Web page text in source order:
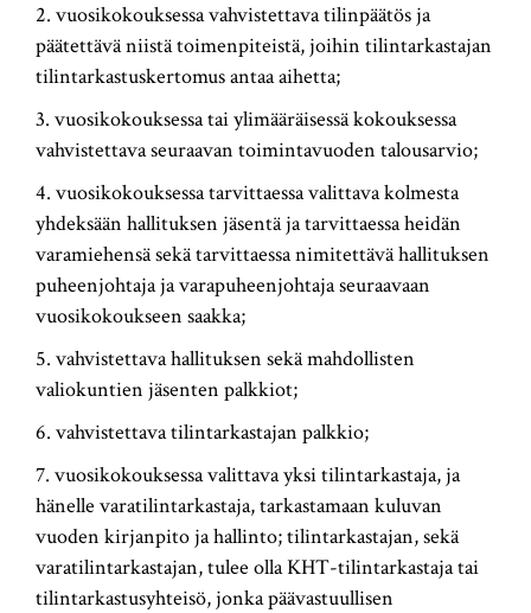
2. vuosikokouksessa vahvistettava tilinpäätös ja
päätettävä niistä toimenpiteistä, joihin tilintarkastajan
tilintarkastuskertomus antaa aihetta;
3. vuosikokouksessa tai ylimääräisessä kokouksessa
vahvistettava seuraavan toimintavuoden talousarvio;
4. vuosikokouksessa tarvittaessa valittava kolmesta
yhdeksään hallituksen jäsentä ja tarvittaessa heidän
varamiehensä sekä tarvittaessa nimitettävä hallituksen
puheenjohtaja ja varapuheenjohtaja seuraavaan
vuosikokoukseen saakka;
5. vahvistettava hallituksen sekä mahdollisten
valiokuntien jäsenten palkkiot;
6. vahvistettava tilintarkastajan palkkio;
7. vuosikokouksessa valittava yksi tilintarkastaja, ja
hänelle varatilintarkastaja, tarkastamaan kuluvan
vuoden kirjanpito ja hallinto; tilintarkastajan, sekä
varatilintarkastajan, tulee olla KHT-tilintarkastaja tai
tilintarkastusyhteisö, jonka päävastuullisen